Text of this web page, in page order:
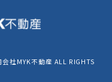
社MYK不動産 ALL RIGHTS